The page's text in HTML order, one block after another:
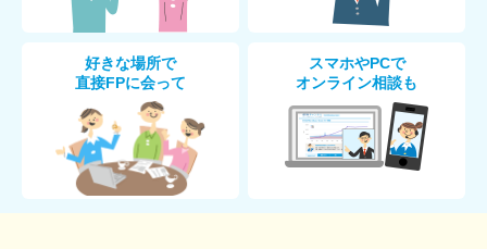
好きな場所で
直接FPに会って
スマホやPCで
オンライン相談も